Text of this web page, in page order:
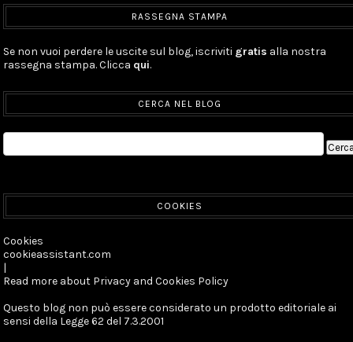
RASSEGNA STAMPA
Se non vuoi perdere le uscite sul blog, iscriviti gratis alla nostra
rassegna stampa. Clicca qui.
CERCA NEL BLOG
COOKIES
Cookies
cookieassistant.com
|
Read more about Privacy and Cookies Policy
Questo blog non può essere considerato un prodotto editoriale ai
sensi della Legge 62 del 7.3.2001